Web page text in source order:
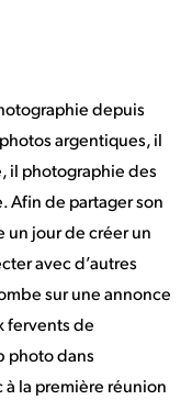
depuis
argentiques, il
il photographie des
Afin de partager son
un jour de créer un
avec d’autres
sur une annonce
fervents de
photo dans
la première réunion